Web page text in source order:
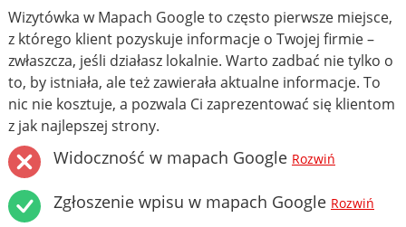
Wizytówka w Mapach Google to często pierwsze miejsce,
z którego klient pozyskuje informacje o Twojej firmie –
zwłaszcza, jeśli działasz lokalnie. Warto zadbać nie tylko o
to, by istniała, ale też zawierała aktualne informacje. To
nic nie kosztuje, a pozwala Ci zaprezentować się klientom
z jak najlepszej strony.
Widoczność w mapach Google Rozwiń
Zgłoszenie wpisu w mapach Google Rozwiń